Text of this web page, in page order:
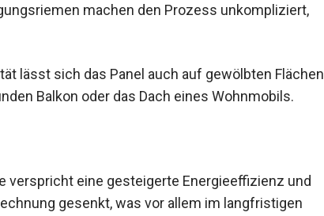
machen den Prozess unkompliziert,
lässt sich das Panel auch auf gewölbten Flächen
Balkon oder das Dach eines Wohnmobils.
verspricht eine gesteigerte Energieeffizienz und
gesenkt, was vor allem im langfristigen